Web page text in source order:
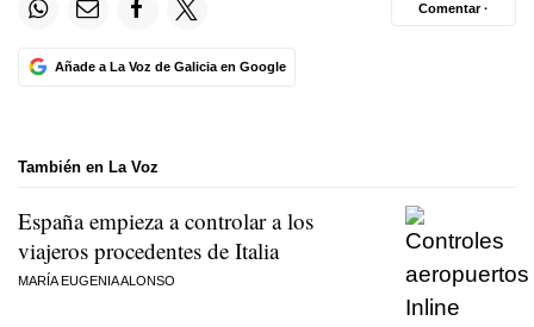
Añade a La Voz de Galicia en Google
Comentar ·
También en La Voz
España empieza a controlar a los
viajeros procedentes de Italia
MARÍA EUGENIA ALONSO